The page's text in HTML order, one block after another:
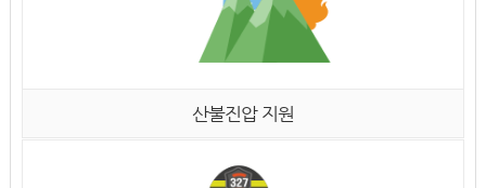
산불진압 지원